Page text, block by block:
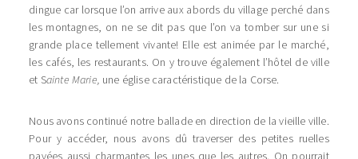
dingue car lorsque l’on arrive aux abords du village perché dans
les montagnes, on ne se dit pas que l’on va tomber sur une si
grande place tellement vivante! Elle est animée par le marché,
les cafés, les restaurants. On y trouve également l’hôtel de ville
et Sainte Marie, une église caractéristique de la Corse.
Nous avons continué notre ballade en direction de la vieille ville.
Pour y accéder, nous avons dû traverser des petites ruelles
pavées aussi charmantes les unes que les autres. On pourrait